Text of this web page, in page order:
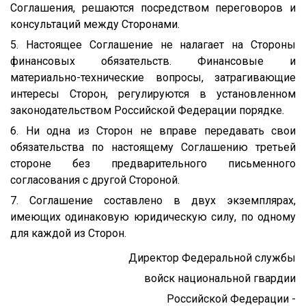
Соглашения, решаются посредством переговоров и
консультаций между Сторонами.
5. Настоящее Соглашение не налагает на Стороны
финансовых обязательств. Финансовые и
материально-технические вопросы, затрагивающие
интересы Сторон, регулируются в установленном
законодательством Российской Федерации порядке.
6. Ни одна из Сторон не вправе передавать свои
обязательства по настоящему Соглашению третьей
стороне без предварительного письменного
согласования с другой Стороной.
7. Соглашение составлено в двух экземплярах,
имеющих одинаковую юридическую силу, по одному
для каждой из Сторон.
Директор Федеральной службы
войск национальной гвардии
Российской Федерации -